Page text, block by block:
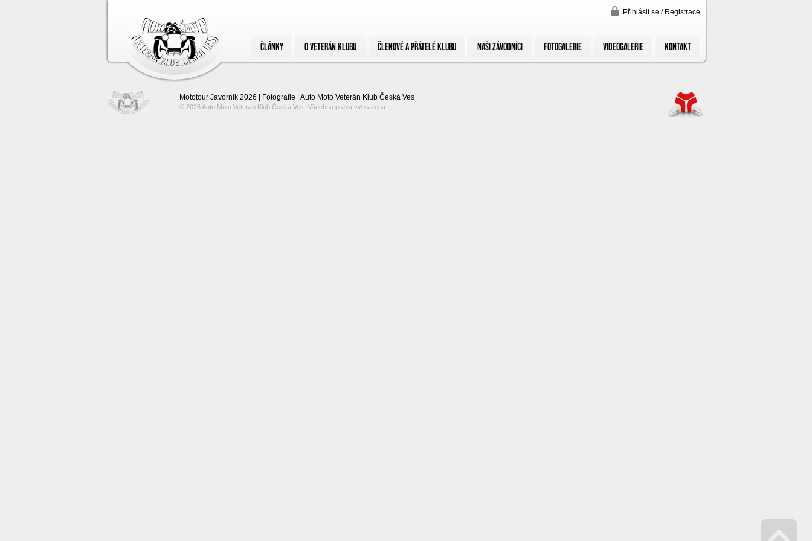
Přihlásit se / Registrace
ČLÁNKY O VETERÁN KLUBU ČLENOVÉ A PŘÁTELÉ KLUBU NAŠI ZÁVODNÍCI FOTOGALERIE VIDEOGALERIE KONTAKT
Mototour Javorník 2026 | Fotografie | Auto Moto Veterán Klub Česká Ves
© 2026 Auto Moto Veterán Klub Česká Ves. Všechna práva vyhrazena.